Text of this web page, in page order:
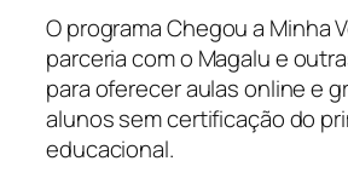
O programa Chegou a Minha
parceria com o Magalu e
para oferecer aulas online e
alunos sem certificação do
educacional.